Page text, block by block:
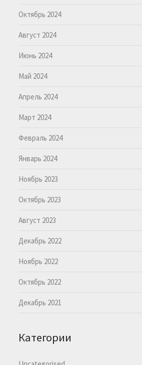
Октябрь 2024
Август 2024
Июнь 2024
Май 2024
Апрель 2024
Март 2024
Февраль 2024
Январь 2024
Ноябрь 2023
Октябрь 2023
Август 2023
Декабрь 2022
Ноябрь 2022
Октябрь 2022
Декабрь 2021
Категории